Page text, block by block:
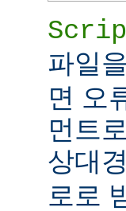
파일
면 오
먼트
상대
로로